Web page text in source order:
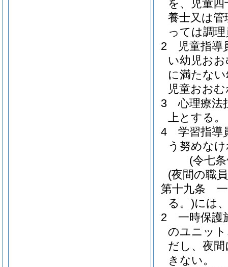
を、児童
養士又は
っては調
2
児童指
い幼児お
に満たな
児童おお
3
心理療法
上とする。
4
学習指導
う努めな
(令七
(夜間の職
第十九条
る。)には
2
一時保護
のユニッ
だし、夜
きない。